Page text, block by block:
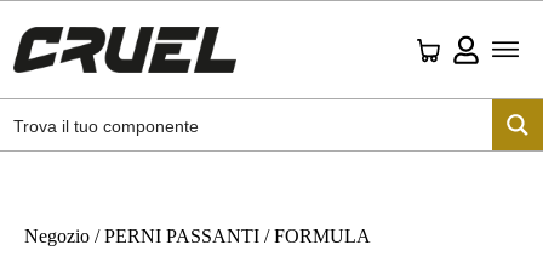
Negozio /PERNI PASSANTI / FORMULA